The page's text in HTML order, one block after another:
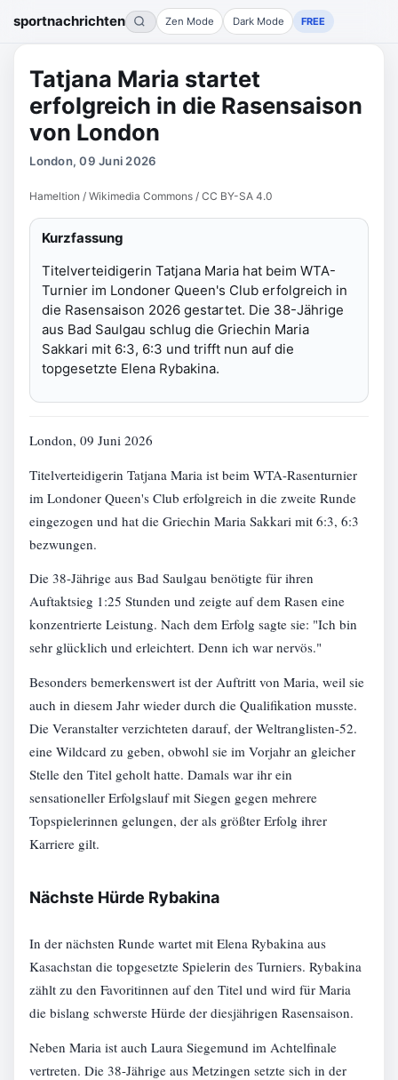
sportnachrichten Zen Mode Dark Mode FREE
Tatjana Maria startet
erfolgreich in die Rasensaison
von London
London, 09 Juni 2026
Hameltion / Wikimedia Commons / CC BY-SA 4.0
Kurzfassung
Titelverteidigerin Tatjana Maria hat beim WTA-
Turnier im Londoner Queen's Club erfolgreich in
die Rasensaison 2026 gestartet. Die 38-Jährige
aus Bad Saulgau schlug die Griechin Maria
Sakkari mit 6:3, 6:3 und trifft nun auf die
topgesetzte Elena Rybakina.
London, 09 Juni 2026
Titelverteidigerin Tatjana Maria ist beim WTA-Rasenturnier
im Londoner Queen's Club erfolgreich in die zweite Runde
eingezogen und hat die Griechin Maria Sakkari mit 6:3, 6:3
bezwungen.
Die 38-Jährige aus Bad Saulgau benötigte für ihren
Auftaktsieg 1:25 Stunden und zeigte auf dem Rasen eine
konzentrierte Leistung. Nach dem Erfolg sagte sie: "Ich bin
sehr glücklich und erleichtert. Denn ich war nervös."
Besonders bemerkenswert ist der Auftritt von Maria, weil sie
auch in diesem Jahr wieder durch die Qualifikation musste.
Die Veranstalter verzichteten darauf, der Weltranglisten-52.
eine Wildcard zu geben, obwohl sie im Vorjahr an gleicher
Stelle den Titel geholt hatte. Damals war ihr ein
sensationeller Erfolgslauf mit Siegen gegen mehrere
Topspielerinnen gelungen, der als größter Erfolg ihrer
Karriere gilt.
Nächste Hürde Rybakina
In der nächsten Runde wartet mit Elena Rybakina aus
Kasachstan die topgesetzte Spielerin des Turniers. Rybakina
zählt zu den Favoritinnen auf den Titel und wird für Maria
die bislang schwerste Hürde der diesjährigen Rasensaison.
Neben Maria ist auch Laura Siegemund im Achtelfinale
vertreten. Die 38-Jährige aus Metzingen setzte sich in der